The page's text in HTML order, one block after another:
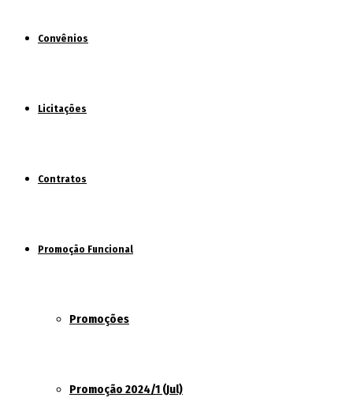
Convênios
Licitações
Contratos
Promoção Funcional
Promoções
Promoção 2024/1 (Jul)